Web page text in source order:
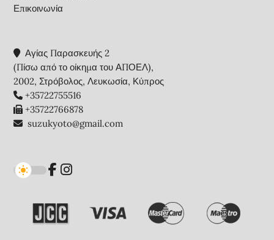
Επικοινωνία
Αγίας Παρασκευής 2
(Πίσω από το οίκημα του ΑΠΟΕΛ),
2002, Στρόβολος, Λευκωσία, Κύπρος
+35722755516
+35722766878
suzukyoto@gmail.com